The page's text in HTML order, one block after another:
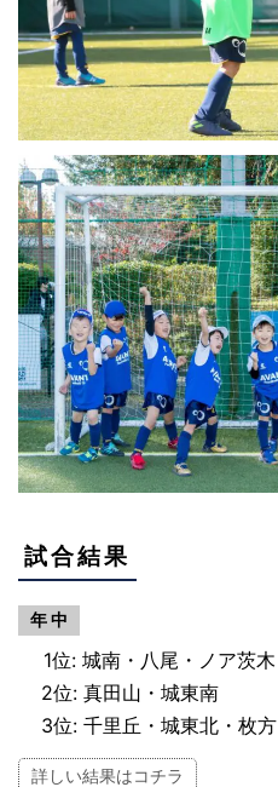
試合結果
年 中
1位: 城南・八尾・ノア茨木
2位: 真田山・城東南
3位: 千里丘・城東北・枚方
詳しい結果はコチラ